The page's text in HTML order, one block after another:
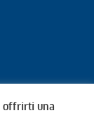
offrirti una